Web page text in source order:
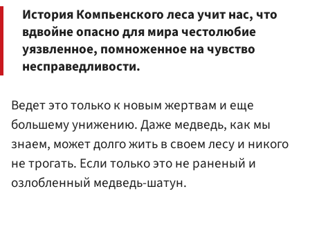
История Компьенского леса учит нас, что
вдвойне опасно для мира честолюбие
уязвленное, помноженное на чувство
несправедливости.
Ведет это только к новым жертвам и еще
большему унижению. Даже медведь, как мы
знаем, может долго жить в своем лесу и никого
не трогать. Если только это не раненый и
озлобленный медведь-шатун.